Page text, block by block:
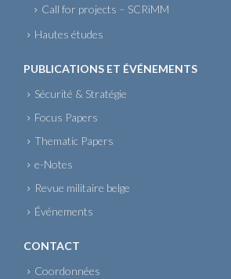
Call for projects – SCRiMM
Hautes études
PUBLICATIONS ET ÉVÉNEMENTS
Sécurité & Stratégie
Focus Papers
Thematic Papers
e-Notes
Revue militaire belge
Événements
CONTACT
Coordonnées